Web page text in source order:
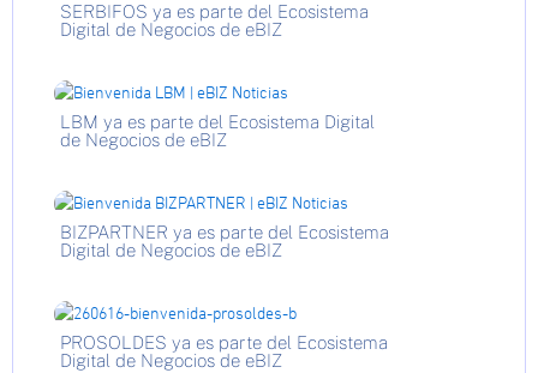
SERBIFOS ya es parte del Ecosistema
Digital de Negocios de eBIZ
LBM ya es parte del Ecosistema Digital
de Negocios de eBIZ
BIZPARTNER ya es parte del Ecosistema
Digital de Negocios de eBIZ
PROSOLDES ya es parte del Ecosistema
Digital de Negocios de eBIZ